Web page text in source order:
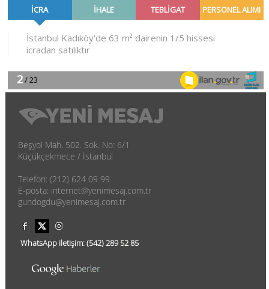
Beşyol Mah. 502. Sok. No: 6/1
Küçükçekmece / İstanbul
Telefon: (212) 624 09 99
E-posta: internet@yenimesaj.com.tr
gundogdu@yenimesaj.com.tr
WhatsApp iletişim:(542)289 52 85